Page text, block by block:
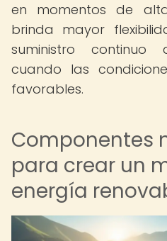
en momentos de
brinda mayor
suministro continuo
cuando las
favorables.
Componentes
para crear un
energía